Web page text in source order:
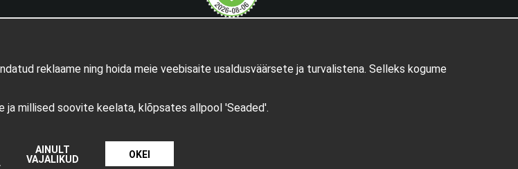
Tootja: Wikinggruppen
reklaame ning hoida meie veebisaite usaldusväärsete ja turvalistena. Selleks kogume
ja millised soovite keelata, klõpsates allpool 'Seaded'.
AINULT
VAJALIKUD
OKEI